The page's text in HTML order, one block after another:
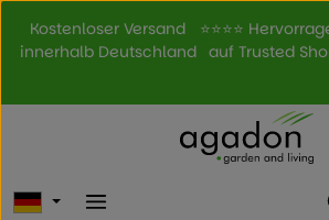
Zum Hauptinhalt springen
Kostenloser Versand
innerhalb Deutschland
⭐⭐⭐⭐
auf Trusted